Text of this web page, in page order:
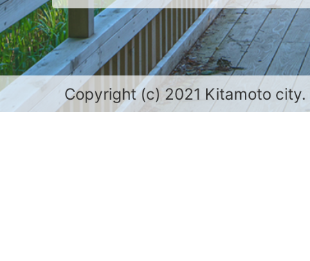
Copyright (c) 2021 Kitamoto city.